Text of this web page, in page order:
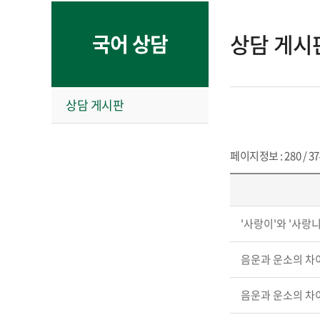
국어 상담
상담 게시판
상담 게시
페이지정보 : 280 /
'사랑이'와 '사랑
음운과 운소의 차
음운과 운소의 차